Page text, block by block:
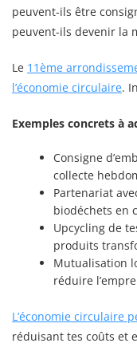
peuvent-ils être
peuvent-ils devenir la
Le 11ème
l’économie circulaire.
Exemples concrets à
Consigne
collecte
Partenariat
biodéchets en
Upcycling de
produits
Mutualisation
réduire
L’économie circulaire
réduisant tes coûts et